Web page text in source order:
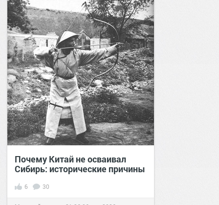
Почему Китай не осваивал
Сибирь: исторические причины
6 30